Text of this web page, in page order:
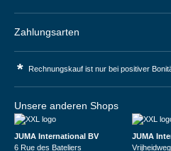
Zahlungsarten
* Rechnungskauf ist nur bei positiver
Unsere anderen Shops
JUMA International BV
6 Rue des Bateliers
JUMA